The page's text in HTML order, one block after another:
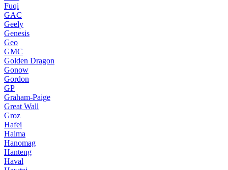
Fuqi
GAC
Geely
Genesis
Geo
GMC
Golden Dragon
Gonow
Gordon
GP
Graham-Paige
Great Wall
Groz
Hafei
Haima
Hanomag
Hanteng
Haval